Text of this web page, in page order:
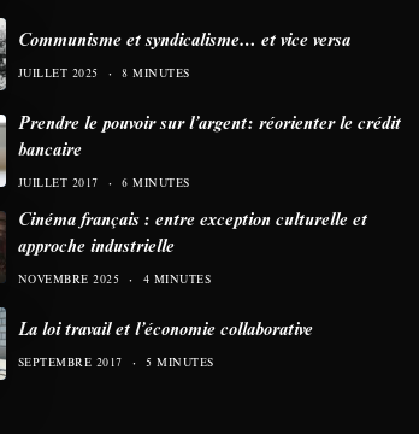
Communisme et syndicalisme… et vice versa
JUILLET 2025 8 MINUTES
Prendre le pouvoir sur l’argent: réorienter le crédit
bancaire
JUILLET 2017 6 MINUTES
Cinéma français : entre exception culturelle et
approche industrielle
NOVEMBRE 2025 4 MINUTES
La loi travail et l’économie collaborative
SEPTEMBRE 2017 5 MINUTES